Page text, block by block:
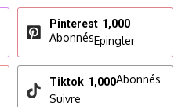
Pinterest 1,000
AbonnésEpingler
Tiktok 1,000Abonnés
Suivre